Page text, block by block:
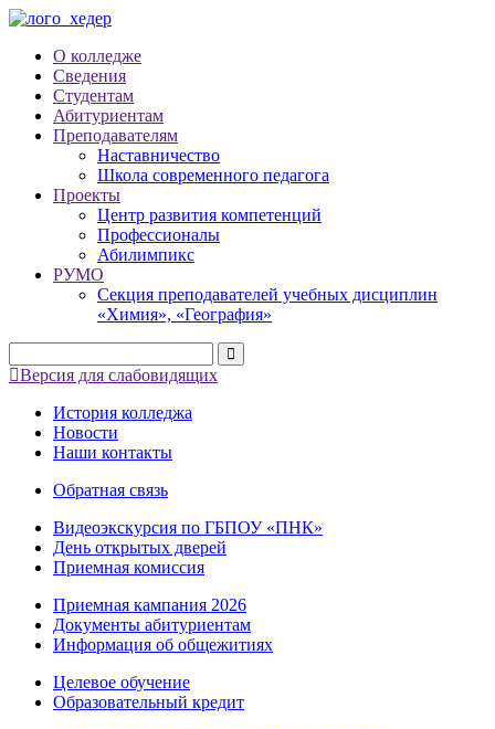
О колледже
Сведения
Студентам
Абитуриентам
Преподавателям
Наставничество
Школа современного педагога
Проекты
Центр развития компетенций
Профессионалы
Абилимпикс
РУМО
Секция преподавателей учебных дисциплин
«Химия», «География»
Версия для слабовидящих
История колледжа
Новости
Наши контакты
Обратная связь
Видеоэкскурсия по ГБПОУ «ПНК»
День открытых дверей
Приемная комиссия
Приемная кампания 2026
Дoкументы абитуриентам
Информация об общежитиях
Целевое обучение
Образовательный кредит